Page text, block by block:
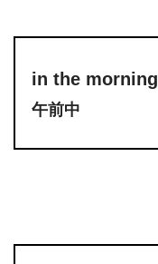
in the morning
午前中